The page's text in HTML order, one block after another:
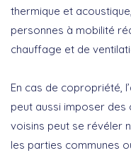
thermique et
personnes à mobilité
chauffage et de
En cas de copropriété,
peut aussi imposer des
voisins peut se révéler
les parties communes